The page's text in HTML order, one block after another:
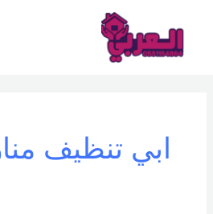
المحتوى
ابي تنظيف